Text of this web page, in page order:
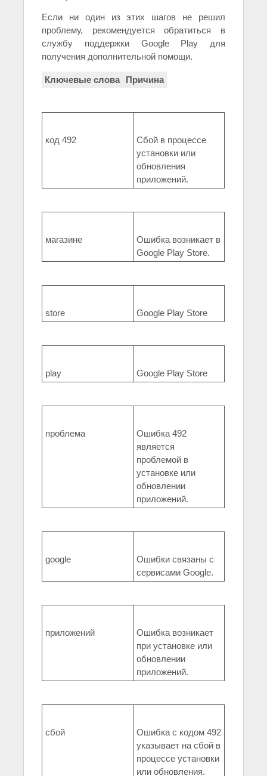
Если ни один из этих шагов не решил
проблему, рекомендуется обратиться в
службу поддержки Google Play для
получения дополнительной помощи.
Ключевые слова Причина
код 492
Сбой в процессе
установки или
обновления
приложений.
магазине
Ошибка возникает в
Google Play Store.
store Google Play Store
play Google Play Store
проблема
Ошибка 492
является
проблемой в
установке или
обновлении
приложений.
google
Ошибки связаны с
сервисами Google.
приложений
Ошибка возникает
при установке или
обновлении
приложений.
сбой
Ошибка с кодом 492
указывает на сбой в
процессе установки
или обновления.